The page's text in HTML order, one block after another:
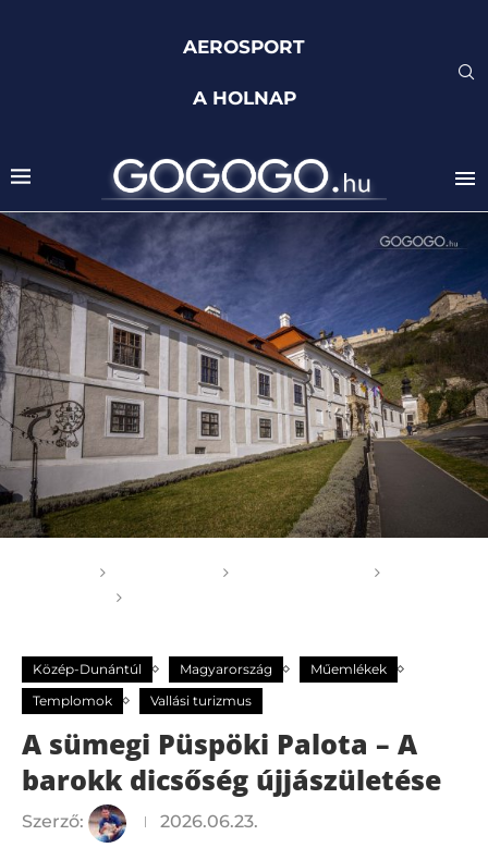
AEROSPORT
A HOLNAP
Közép-Dunántúl Magyarország
Műemlékek
Templomok
Vallási turizmus
A sümegi Püspöki Palota – A
barokk dicsőség újjászületése
Szerző: 2026.06.23.